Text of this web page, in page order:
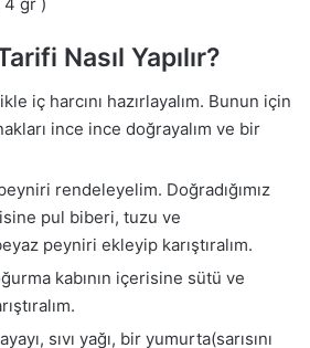
Nasıl Yapılır?
iç harcını hazırlayalım. Bunun için
ince ince doğrayalım ve bir
rendeleyelim. Doğradığımız
pul biberi, tuzu ve
peyniri ekleyip karıştıralım.
kabının içerisine sütü ve
sıvı yağı, bir yumurta(sarısını